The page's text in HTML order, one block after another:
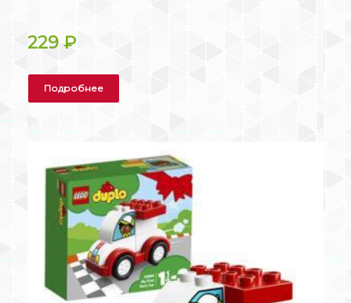
229 ₽
Подробнее